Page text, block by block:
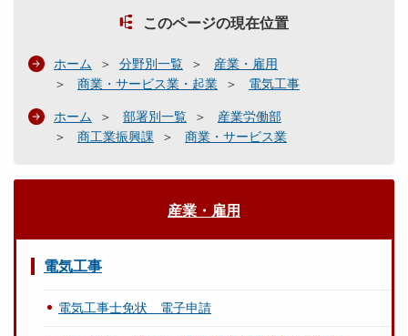
このページの現在位置
ホーム 分野別一覧
産業・雇用
商業・サービス業・起業
電気工事
ホーム 部署別一覧
産業労働部
商工業振興課
商業・サービス業
産業・雇用
電気工事
電気工事士免状 電子申請